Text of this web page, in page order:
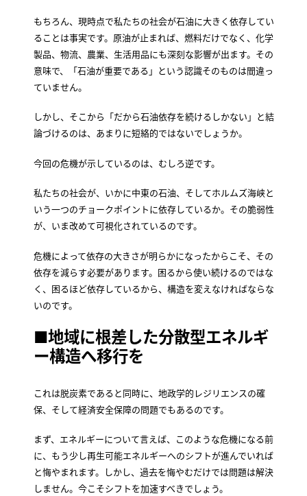
もちろん、現時点で私たちの社会が石油に大きく依存してい
ることは事実です。原油が止まれば、燃料だけでなく、化学
製品、物流、農業、生活用品にも深刻な影響が出ます。その
意味で、「石油が重要である」という認識そのものは間違っ
ていません。
しかし、そこから「だから石油依存を続けるしかない」と結
論づけるのは、あまりに短絡的ではないでしょうか。
今回の危機が示しているのは、むしろ逆です。
私たちの社会が、いかに中東の石油、そしてホルムズ海峡と
いう一つのチョークポイントに依存しているか。その脆弱性
が、いま改めて可視化されているのです。
危機によって依存の大きさが明らかになったからこそ、その
依存を減らす必要があります。困るから使い続けるのではな
く、困るほど依存しているから、構造を変えなければならな
いのです。
■地域に根差した分散型エネルギ
ー構造へ移行を
これは脱炭素であると同時に、地政学的レジリエンスの確
保、そして経済安全保障の問題でもあるのです。
まず、エネルギーについて言えば、このような危機になる前
に、もう少し再生可能エネルギーへのシフトが進んでいれば
と悔やまれます。しかし、過去を悔やむだけでは問題は解決
しません。今こそシフトを加速すべきでしょう。